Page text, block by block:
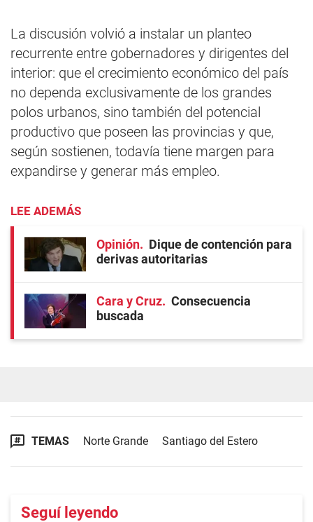
La discusión volvió a instalar un planteo
recurrente entre gobernadores y dirigentes del
interior: que el crecimiento económico del país
no dependa exclusivamente de los grandes
polos urbanos, sino también del potencial
productivo que poseen las provincias y que,
según sostienen, todavía tiene margen para
expandirse y generar más empleo.
LEE ADEMÁS
Opinión
Dique de contención para
derivas autoritarias
Cara y Cruz
Consecuencia
buscada
TEMAS Norte Grande Santiago del Estero
Seguí leyendo